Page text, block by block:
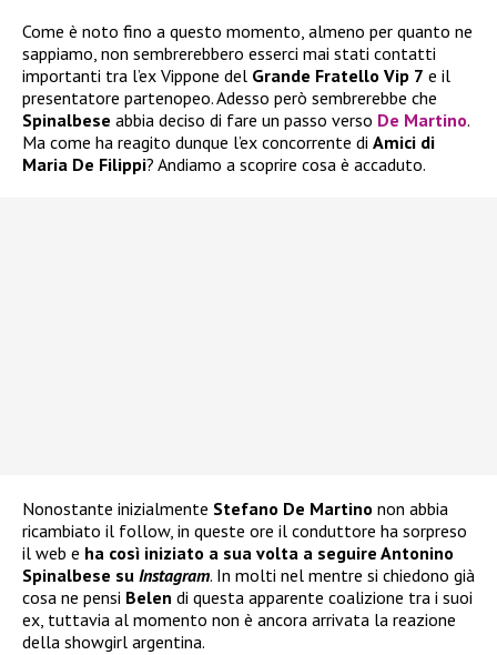
Come è noto fino a questo momento, almeno per quanto ne
sappiamo, non sembrerebbero esserci mai stati contatti
importanti tra l’ex Vippone del Grande Fratello Vip 7 e il
presentatore partenopeo. Adesso però sembrerebbe che
Spinalbese abbia deciso di fare un passo verso De Martino.
Ma come ha reagito dunque l’ex concorrente di Amici di
Maria De Filippi? Andiamo a scoprire cosa è accaduto.
Nonostante inizialmente Stefano De Martino non abbia
ricambiato il follow, in queste ore il conduttore ha sorpreso
il web e ha così iniziato a sua volta a seguire Antonino
Spinalbese su Instagram. In molti nel mentre si chiedono già
cosa ne pensi Belen di questa apparente coalizione tra i suoi
ex, tuttavia al momento non è ancora arrivata la reazione
della showgirl argentina.